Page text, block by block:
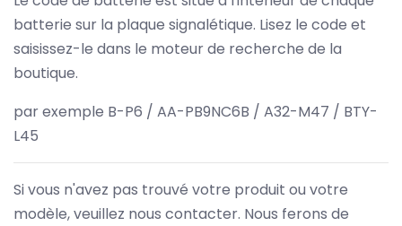
batterie sur la plaque signalétique. Lisez le code et
saisissez-le dans le moteur de recherche de la
boutique.
par exemple B-P6 / AA-PB9NC6B / A32-M47 / BTY-
L45
Si vous n'avez pas trouvé votre produit ou votre
modèle, veuillez nous contacter. Nous ferons de